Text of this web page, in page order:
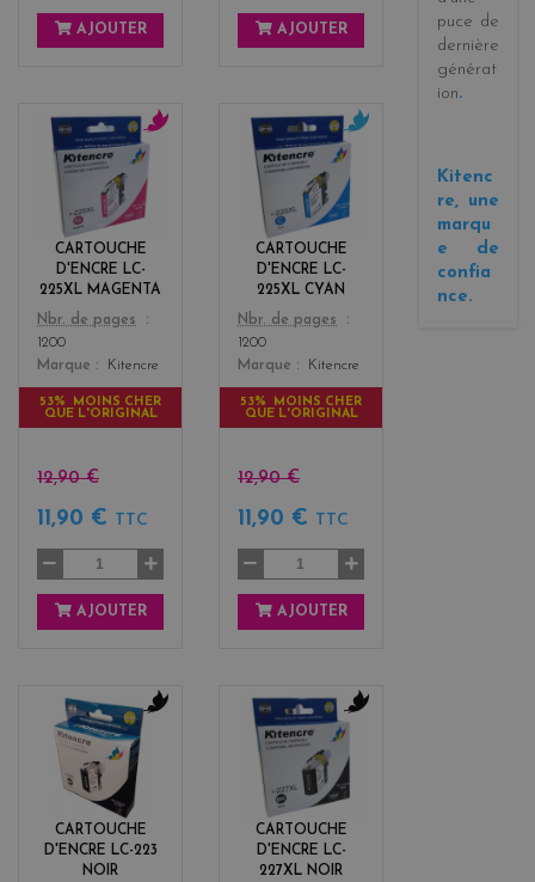
AJOUTER AJOUTER
CARTOUCHE
D'ENCRE LC-
225XL MAGENTA
Color
m
g
e
n
a
Nbr. de pages
1200
Marque
Kitencre
53% MOINS CHER
QUE L'ORIGINAL
12,90 €
11,90 € TTC
AJOUTER
CARTOUCHE
D'ENCRE LC-
225XL CYAN
Color
c
a
n
Nbr. de pages
1200
Marque
Kitencre
53% MOINS CHER
QUE L'ORIGINAL
12,90 €
11,90 € TTC
AJOUTER
CARTOUCHE
D'ENCRE LC-223
NOIR
k
CARTOUCHE
D'ENCRE LC-
227XL NOIR
b
a
c
k
puce de
dernière
générat
ion.
Kitenc
re, une
marqu
e de
confia
nce.